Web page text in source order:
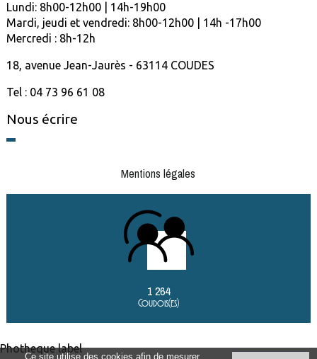
Lundi: 8h00-12h00 | 14h-19h00
Mardi, jeudi et vendredi: 8h00-12h00 | 14h -17h00
Mercredi : 8h-12h
18, avenue Jean-Jaurès - 63114 COUDES
Tel : 04 73 96 61 08
Nous écrire
Mentions légales
1 264
Coudois(es)
Photheque label
Ce site utilise des cookies afin de mesurer